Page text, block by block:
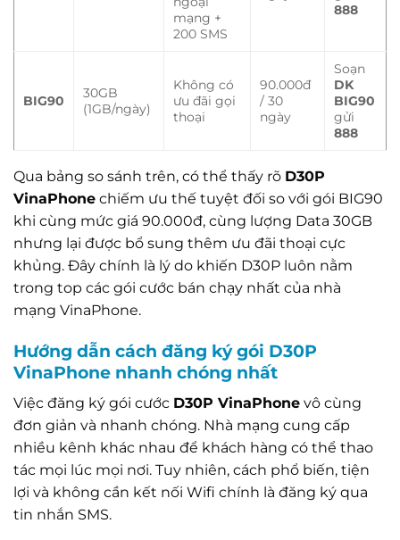
mạng +
200 SMS
888
BIG90
30GB
(1GB/ngày)
Không có
ưu đãi gọi
thoại
90.000đ
/ 30
ngày
Soạn
DK
BIG90
gửi
888
Qua bảng so sánh trên, có thể thấy rõ D30P
VinaPhone chiếm ưu thế tuyệt đối so với gói BIG90
khi cùng mức giá 90.000đ, cùng lượng Data 30GB
nhưng lại được bổ sung thêm ưu đãi thoại cực
khủng. Đây chính là lý do khiến D30P luôn nằm
trong top các gói cước bán chạy nhất của nhà
mạng VinaPhone.
Hướng dẫn cách đăng ký gói D30P
VinaPhone nhanh chóng nhất
Việc đăng ký gói cước D30P VinaPhone vô cùng
đơn giản và nhanh chóng. Nhà mạng cung cấp
nhiều kênh khác nhau để khách hàng có thể thao
tác mọi lúc mọi nơi. Tuy nhiên, cách phổ biến, tiện
lợi và không cần kết nối Wifi chính là đăng ký qua
tin nhắn SMS.